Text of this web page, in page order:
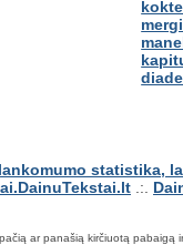
.:.
ar panašią kirčiuotą